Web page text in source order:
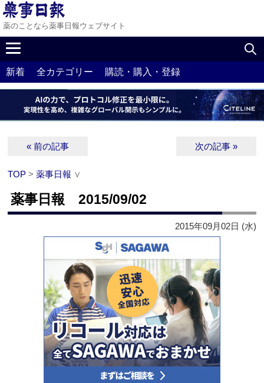
薬のことなら薬事日報ウェブサイト
新着 全カテゴリー 購読・購入・登録
« 前の記事 次の記事 »
TOP >薬事日報 ∨
薬事日報 2015/09/02
2015年09月02日 (水)